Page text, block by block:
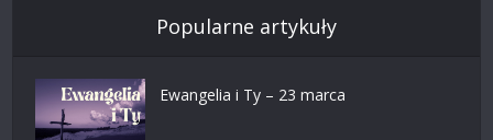
Popularne artykuły
Ewangelia i Ty – 23 marca